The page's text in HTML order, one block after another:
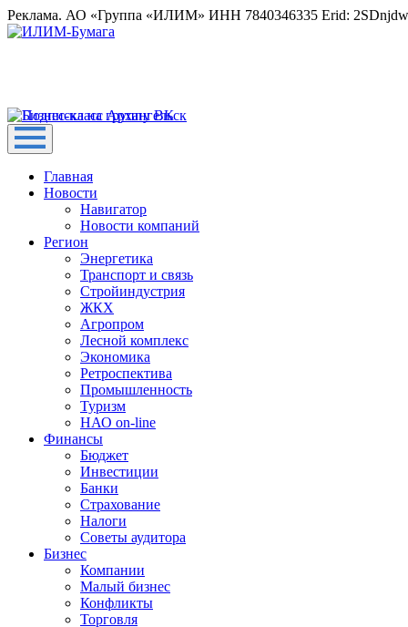
Реклама. АО «Группа «ИЛИМ» ИНН 7840346335 Erid:
Главная
Новости
Навигатор
Новости компаний
Регион
Энергетика
Транспорт и связь
Стройиндустрия
ЖКХ
Агропром
Лесной комплекс
Экономика
Ретроспектива
Промышленность
Туризм
НАО on-line
Финансы
Бюджет
Инвестиции
Банки
Страхование
Налоги
Советы аудитора
Бизнес
Компании
Малый бизнес
Конфликты
Торговля